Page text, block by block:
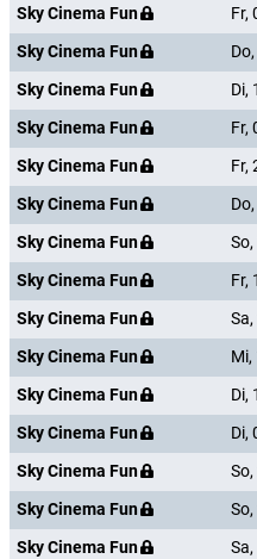
Sky Cinema Fun
Fr,
Sky Cinema Fun
Sky Cinema Fun
Di,
Sky Cinema Fun
Fr,
Sky Cinema Fun
Fr,
Sky Cinema Fun
Sky Cinema Fun
Sky Cinema Fun
Fr,
Sky Cinema Fun
Sky Cinema Fun
Sky Cinema Fun
Di,
Sky Cinema Fun
Di,
Sky Cinema Fun
Sky Cinema Fun
Sky Cinema Fun